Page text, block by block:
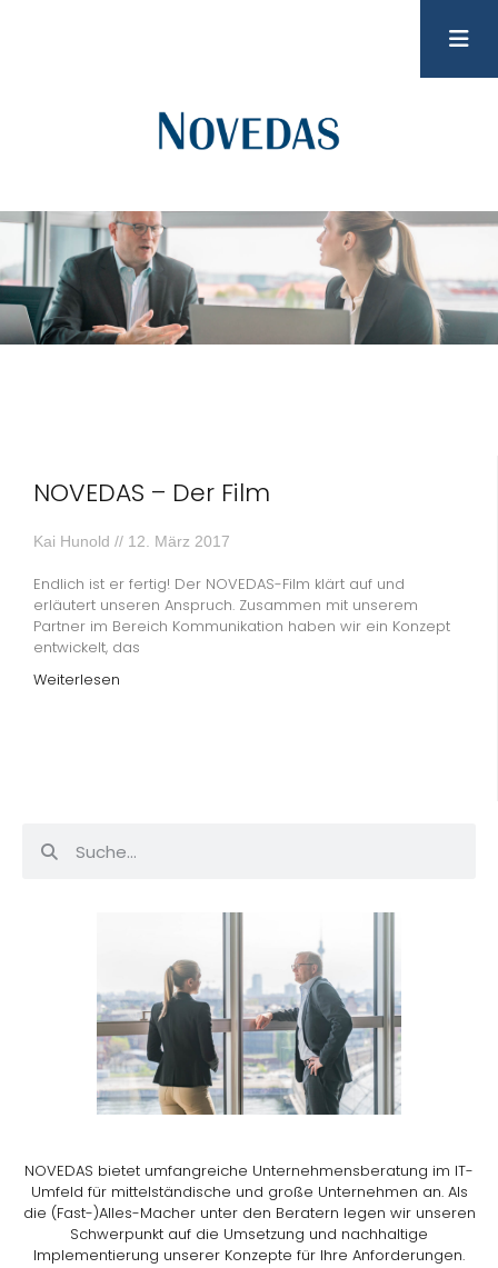
NOVEDAS – Der Film
Kai Hunold 12. März 2017
Endlich ist er fertig! Der NOVEDAS-Film klärt auf und
erläutert unseren Anspruch. Zusammen mit unserem
Partner im Bereich Kommunikation haben wir ein Konzept
entwickelt, das
Weiterlesen
NOVEDAS bietet umfangreiche Unternehmensberatung im IT-
Umfeld für mittelständische und große Unternehmen an. Als
die (Fast-)Alles-Macher unter den Beratern legen wir unseren
Schwerpunkt auf die Umsetzung und nachhaltige
Implementierung unserer Konzepte für Ihre Anforderungen.